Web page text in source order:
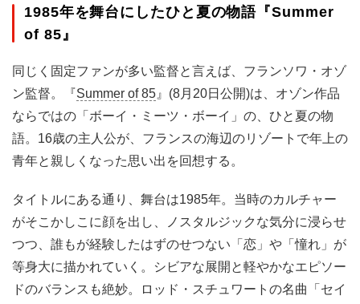
1985年を舞台にしたひと夏の物語『Summer
of 85』
同じく固定ファンが多い監督と言えば、フランソワ・オゾ
ン監督。『Summer of 85 』(8月20日公開)は、オゾン作品
ならではの「ボーイ・ミーツ・ボーイ」の、ひと夏の物
語。16歳の主人公が、フランスの海辺のリゾートで年上の
青年と親しくなった思い出を回想する。
タイトルにある通り、舞台は1985年。当時のカルチャー
がそこかしこに顔を出し、ノスタルジックな気分に浸らせ
つつ、誰もが経験したはずのせつない「恋」や「憧れ」が
等身大に描かれていく。シビアな展開と軽やかなエピソー
ドのバランスも絶妙。ロッド・スチュワートの名曲「セイ